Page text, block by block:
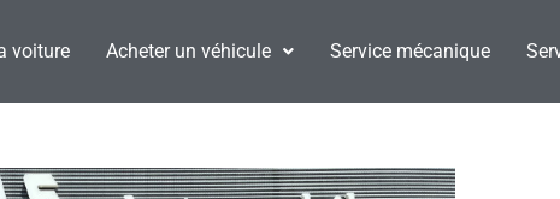
voiture Acheter un véhicule Service mécanique